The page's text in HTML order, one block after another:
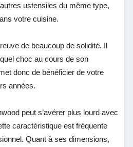
ustensiles du même type,
votre cuisine.
de beaucoup de solidité. Il
choc au cours de son
donc de bénéficier de votre
années.
peut s’avérer plus lourd avec
caractéristique est fréquente
Quant à ses dimensions,